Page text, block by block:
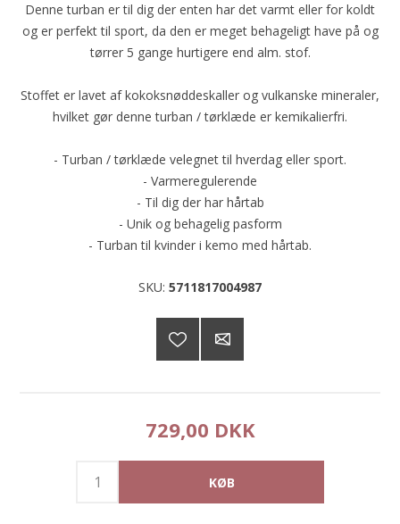
Denne turban er til dig der enten har det varmt eller for koldt
og er perfekt til sport, da den er meget behageligt have på og
tørrer 5 gange hurtigere end alm. stof.
Stoffet er lavet af kokoksnøddeskaller og vulkanske mineraler,
hvilket gør denne turban / tørklæde er kemikalierfri.
- Turban / tørklæde velegnet til hverdag eller sport.
- Varmeregulerende
- Til dig der har hårtab
- Unik og behagelig pasform
- Turban til kvinder i kemo med hårtab.
SKU: 5711817004987
729,00 DKK